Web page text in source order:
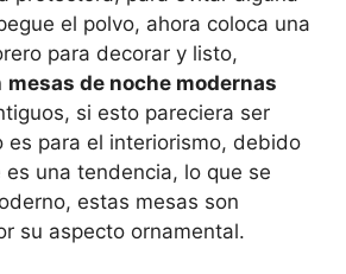
el polvo, ahora coloca una
para decorar y listo,
mesas de noche modernas
si esto pareciera ser
es para el interiorismo, debido
es una tendencia, lo que se
estas mesas son
su aspecto ornamental.